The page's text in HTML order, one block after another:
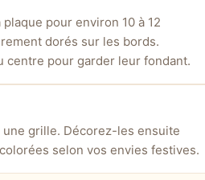
pour environ 10 à 12
dorés sur les bords.
centre pour garder leur fondant.
grille. Décorez-les ensuite
selon vos envies festives.